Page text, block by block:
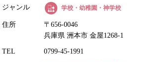
ジャンル 学校・幼稚園・神学校
住所
〒656-0046
兵庫県 洲本市 金屋1268-1
TEL 0799-45-1991